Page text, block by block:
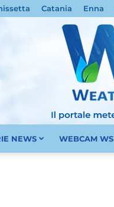
Catania Enna
NEWS WEBCAM WS